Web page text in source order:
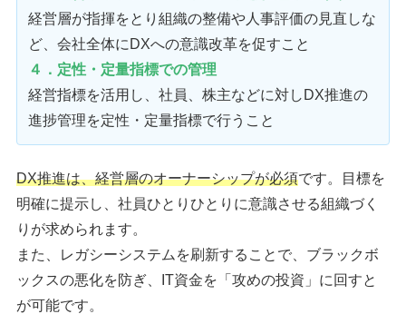
経営層が指揮をとり組織の整備や人事評価の見直しな
ど、会社全体にDXへの意識改革を促すこと
４．定性・定量指標での管理
経営指標を活用し、社員、株主などに対しDX推進の
進捗管理を定性・定量指標で行うこと
DX推進は、経営層のオーナーシップが必須です。目標を
明確に提示し、社員ひとりひとりに意識させる組織づく
りが求められます。
また、レガシーシステムを刷新することで、ブラックボ
ックスの悪化を防ぎ、IT資金を「攻めの投資」に回すと
が可能です。